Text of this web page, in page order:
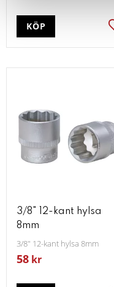
KÖP
3/8" 12-kant hylsa
8mm
3/8" 12-kant hylsa 8mm
58 kr